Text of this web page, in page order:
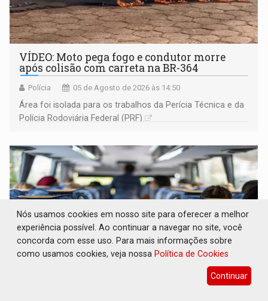
VÍDEO: Moto pega fogo e condutor morre
após colisão com carreta na BR-364
Polícia 05 de Agosto de 2026 às 14:50
Área foi isolada para os trabalhos da Perícia Técnica e da
Polícia Rodoviária Federal (PRF)
Nós usamos cookies em nosso site para oferecer a melhor
experiência possível. Ao continuar a navegar no site, você
concorda com esse uso. Para mais informações sobre
como usamos cookies, veja nossa Política de Cookies
Continuar